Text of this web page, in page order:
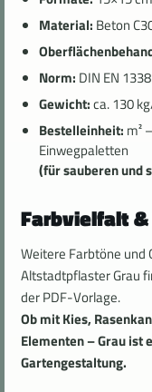
Material: Beton
Norm: DIN EN
Gewicht:ca. 130
Bestelleinheit: m²
Einwegpaletten
(für sauberen und
Farbvielfalt
Weitere Farbtöne und
Altstadtpflaster Grau
der PDF-Vorlage.
Ob mit Kies,
Elementen – Grau ist
Gartengestaltung.